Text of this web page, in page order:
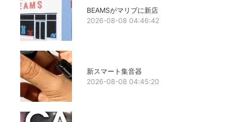
BEAMSがマリブに新店
2026-08-08 04:46:42
新スマート集音器
2026-08-08 04:45:20